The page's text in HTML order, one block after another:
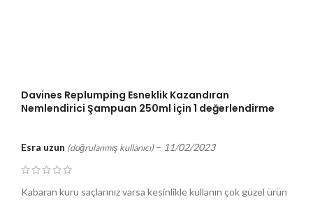
Davines Replumping Esneklik Kazandıran
Nemlendirici Şampuan 250ml için 1 değerlendirme
Esra uzun (doğrulanmış kullanıcı) – 11/02/2023
Kabaran kuru saçlarınız varsa kesinlikle kullanın çok güzel ürün